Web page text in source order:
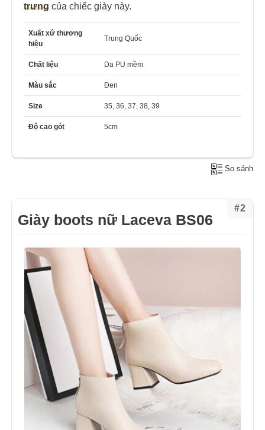
trưng của chiếc giày này.
Xuất xứ thương
hiệu
Trung Quốc
Chất liệu Da PU mềm
Màu sắc Đen
Size 35, 36, 37, 38, 39
Độ cao gót 5cm
So sánh
#2
Giày boots nữ Laceva BS06